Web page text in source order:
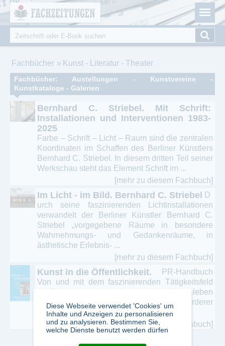
Fachzeitungen.de - Das unabhängige Portal für
Fachmagazine Fachpublikationen & eBooks
Suchformular
Suche
Fachbücher
Kunst - Literatur - Theater
Fachbücher: Austellungen - Kunstvereine -
Kunstkataloge - Galerien
Bernhard C. Striebel. Mit Schrift:
Installationen und Interventionen 1983-
2025
Farbe – Schrift – Licht – Raum sind die zentralen
Koordinaten im Schaffen des Berliner Künstlers
Bernhard C. Striebel. In diesem dritten Teil seiner
Werkschau steht das Element Schrift im ...
[mehr zu diesem Fachbuch]
Im Licht - im Bild. Bernhard C. Striebel
D
urch seine faszinierenden Lichtinstallationen
verwandelt der Berliner Künstler Bernhard C.
Striebel „vorgegebene Räume in besondere
Wahrnehmungs- und Gedankenräume, in
ästhetische Erlebnis- ...
[mehr zu diesem Fachbuch]
Kunst in die Öffentlichkeit.
PR-Handbuch
Von und mit dem faszinierenden Tätigkeitsfeld
der Bildenden und der Angewandten Kunst leben
Künstler und Designer, deren Sammler, Förderer
und Aussteller, Hochschulen und ...
[mehr zu diesem Fachbuch]
Cookie-Einstellungen
Diese Webseite verwendet 'Cookies' um
Inhalte und Anzeigen zu personalisieren
und zu analysieren. Bestimmen Sie,
welche Dienste benutzt werden dürfen